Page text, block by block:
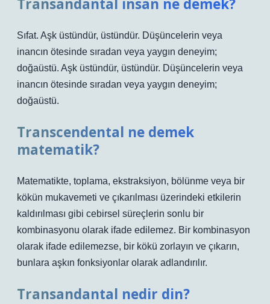
Transandantal insan ne demek?
Sıfat. Aşk üstündür, üstündür. Düşüncelerin veya
inancın ötesinde sıradan veya yaygın deneyim;
doğaüstü. Aşk üstündür, üstündür. Düşüncelerin veya
inancın ötesinde sıradan veya yaygın deneyim;
doğaüstü.
Transcendental ne demek
matematik?
Matematikte, toplama, ekstraksiyon, bölünme veya bir
kökün mukavemeti ve çıkarılması üzerindeki etkilerin
kaldırılması gibi cebirsel süreçlerin sonlu bir
kombinasyonu olarak ifade edilemez. Bir kombinasyon
olarak ifade edilemezse, bir kökü zorlayın ve çıkarın,
bunlara aşkın fonksiyonlar olarak adlandırılır.
Transandantal nedir din?